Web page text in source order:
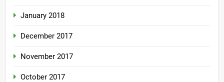
January 2018
December 2017
November 2017
October 2017